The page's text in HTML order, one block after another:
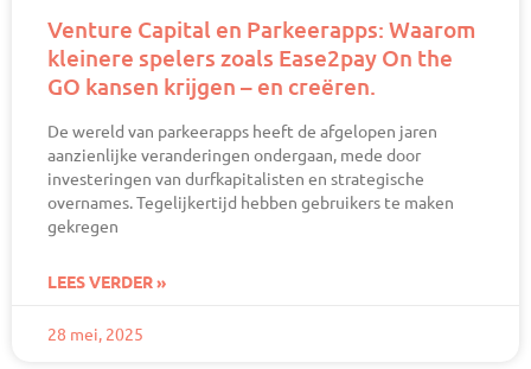
Venture Capital en Parkeerapps: Waarom
kleinere spelers zoals Ease2pay On the
GO kansen krijgen – en creëren.
De wereld van parkeerapps heeft de afgelopen jaren
aanzienlijke veranderingen ondergaan, mede door
investeringen van durfkapitalisten en strategische
overnames. Tegelijkertijd hebben gebruikers te maken
gekregen
LEES VERDER »
28 mei, 2025